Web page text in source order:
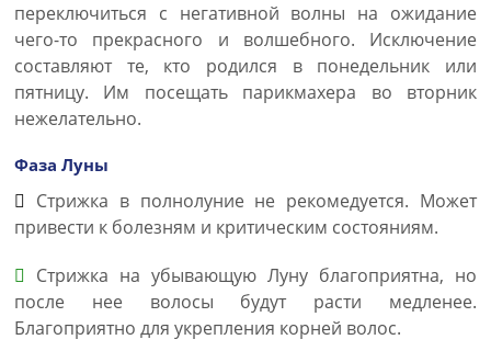
переключиться с негативной волны на ожидание
чего-то прекрасного и волшебного. Исключение
составляют те, кто родился в понедельник или
пятницу. Им посещать парикмахера во вторник
нежелательно.
Фаза Луны
Стрижка в полнолуние не рекомедуется. Может
привести к болезням и критическим состояниям.
Стрижка на убывающую Луну благоприятна, но
после нее волосы будут расти медленее.
Благоприятно для укрепления корней волос.